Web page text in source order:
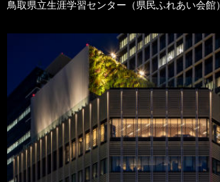
鳥取県立生涯学習センター（県民ふれあい会館）